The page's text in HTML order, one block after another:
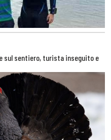
sul sentiero, turista inseguito e